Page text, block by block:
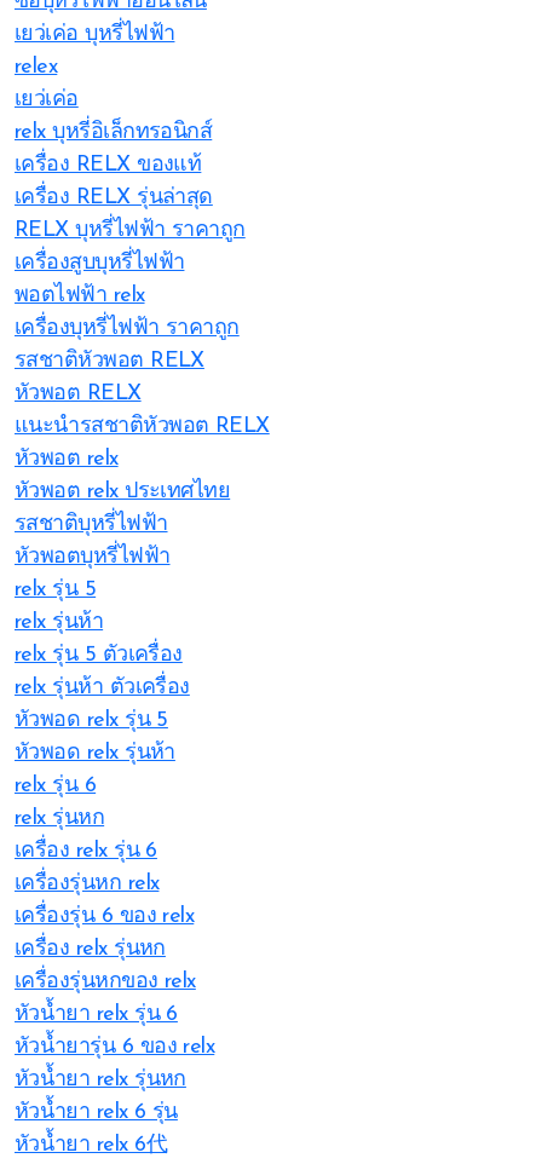
เยว่เค่อ บุหรี่ไฟฟ้า
relex
เยว่เค่อ
relx บุหรี่อิเล็กทรอนิกส์
เครื่อง RELX ของแท้
เครื่อง RELX รุ่นล่าสุด
RELX บุหรี่ไฟฟ้า ราคาถูก
เครื่องสูบบุหรี่ไฟฟ้า
พอตไฟฟ้า relx
เครื่องบุหรี่ไฟฟ้า ราคาถูก
รสชาติหัวพอต RELX
หัวพอต RELX
แนะนำรสชาติหัวพอต RELX
หัวพอต relx
หัวพอต relx ประเทศไทย
รสชาติบุหรี่ไฟฟ้า
หัวพอตบุหรี่ไฟฟ้า
relx รุ่น 5
relx รุ่นห้า
relx รุ่น 5 ตัวเครื่อง
relx รุ่นห้า ตัวเครื่อง
หัวพอด relx รุ่น 5
หัวพอด relx รุ่นห้า
relx รุ่น 6
relx รุ่นหก
เครื่อง relx รุ่น 6
เครื่องรุ่นหก relx
เครื่องรุ่น 6 ของ relx
เครื่อง relx รุ่นหก
เครื่องรุ่นหกของ relx
หัวน้ำยา relx รุ่น 6
หัวน้ำยารุ่น 6 ของ relx
หัวน้ำยา relx รุ่นหก
หัวน้ำยา relx 6 รุ่น
หัวน้ำยา relx 6代